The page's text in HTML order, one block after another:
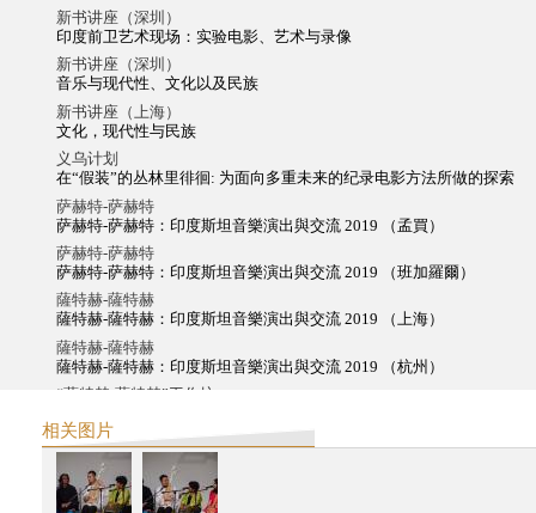
新书讲座（深圳）
印度前卫艺术现场：实验电影、艺术与录像
新书讲座（深圳）
音乐与现代性、文化以及民族
新书讲座（上海）
文化，现代性与民族
义乌计划
在“假装”的丛林里徘徊: 为面向多重未来的纪录电影方法所做的探索
萨赫特-萨赫特
萨赫特-萨赫特：印度斯坦音樂演出與交流 2019 （孟買）
萨赫特-萨赫特
萨赫特-萨赫特：印度斯坦音樂演出與交流 2019 （班加羅爾）
薩特赫-薩特赫
薩特赫-薩特赫：印度斯坦音樂演出與交流 2019 （上海）
薩特赫-薩特赫
薩特赫-薩特赫：印度斯坦音樂演出與交流 2019 （杭州）
“萨特赫-萨特赫”工作坊
2018
萨赫特-萨赫特
萨赫特-萨赫特：印度斯坦音樂演出與交流 2018 （香港）
相关图片